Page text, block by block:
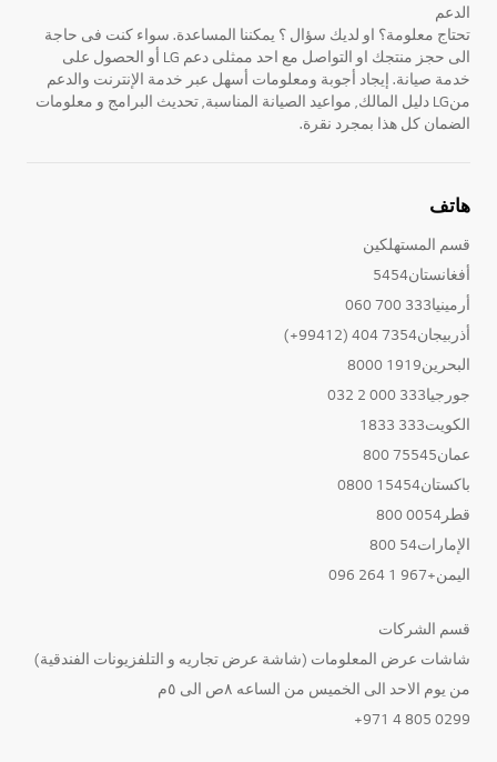
الدعم
تحتاج معلومة؟ او لديك سؤال ؟ يمكننا المساعدة. سواء كنت فى حاجة
الى حجز منتجك او التواصل مع احد ممثلى دعم LG أو الحصول على
خدمة صيانة. إيجاد أجوبة ومعلومات أسهل عبر خدمة الإنترنت والدعم
منLG دليل المالك, مواعيد الصيانة المناسبة, تحديث البرامج و معلومات
الضمان كل هذا بمجرد نقرة.
هاتف
قسم المستهلكين
أفغانستان5454
أرمينيا333 700 060
أذربيجان7354 404 (99412+)
البحرين1919 8000
جورجيا333 000 2 032
الكويت333 1833
عمان75545 800
باكستان15454 0800
قطر0054 800
الإمارات54 800
اليمن+967 1 264 096
قسم الشركات
شاشات عرض المعلومات (شاشة عرض تجاريه و التلفزيونات الفندقية)
من يوم الاحد الى الخميس من الساعه ٨ص الى ٥م
0299 805 4 971+